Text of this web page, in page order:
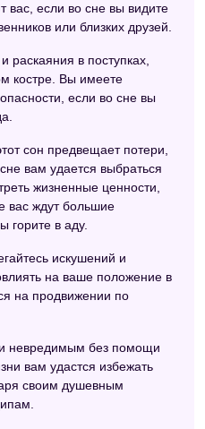
если во сне вы видите
или близких друзей.
раскаяния в поступках,
костре. Вы имеете
если во сне вы
сон предвещает потери,
вам удается выбраться
жизненные ценности,
вас ждут большие
горите в аду.
искушений и
на ваше положение в
на продвижении по
невредимым без помощи
вам удастся избежать
своим душевным